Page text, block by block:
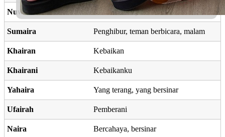
Nuwaira Secerah cahaya
Sumaira Penghibur, teman berbicara, malam
Khairan Kebaikan
Khairani Kebaikanku
Yahaira Yang terang, yang bersinar
Ufairah Pemberani
Naira Bercahaya, bersinar